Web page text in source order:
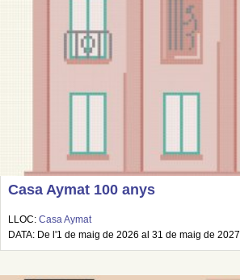
Casa Aymat 100 anys
LLOC: Casa Aymat
DATA: De l'1 de maig de 2026 al 31 de maig de 2027